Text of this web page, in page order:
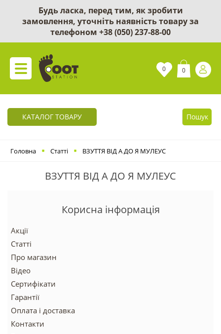
Будь ласка, перед тим, як зробити
замовлення, уточніть наявність товару за
телефоном +38 (050) 237-88-00
0 0
КАТАЛОГ ТОВАРУ Пошук
Головна Статті ВЗУТТЯ ВІД А ДО Я МУЛЕУС
ВЗУТТЯ ВІД А ДО Я МУЛЕУС
Корисна інформація
Акції
Статті
Про магазин
Відео
Сертифікати
Гарантії
Оплата і доставка
Контакти